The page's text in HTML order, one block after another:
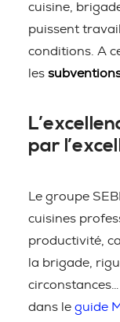
cuisine,
puissent
conditions. A
les
par
Le groupe
cuisines
productivité,
la brigade,
dans le guide